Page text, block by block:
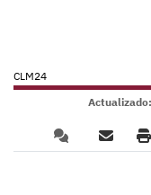
CLM24
Actualizado: